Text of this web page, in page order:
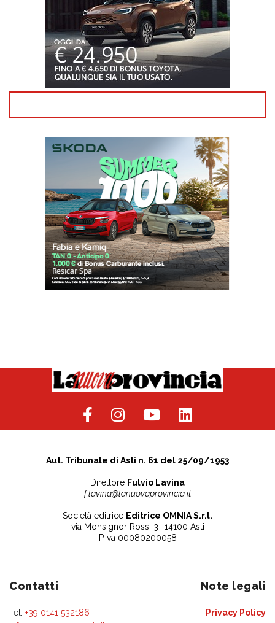
Aut. Tribunale di Asti n. 61 del 25/09/1953
Direttore Fulvio Lavina
f.lavina@lanuovaprovincia.it
Società editrice Editrice OMNIA S.r.l.
via Monsignor Rossi 3 -14100 Asti
P.Iva 00080200058
Contatti
Tel: +39 0141 532186
Note legali
Privacy Policy